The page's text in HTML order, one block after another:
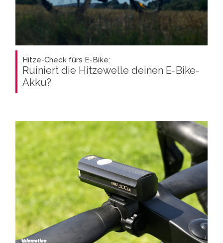
Hitze-Check fürs E-Bike:
Ruiniert die Hitzewelle deinen E-Bike-
Akku?